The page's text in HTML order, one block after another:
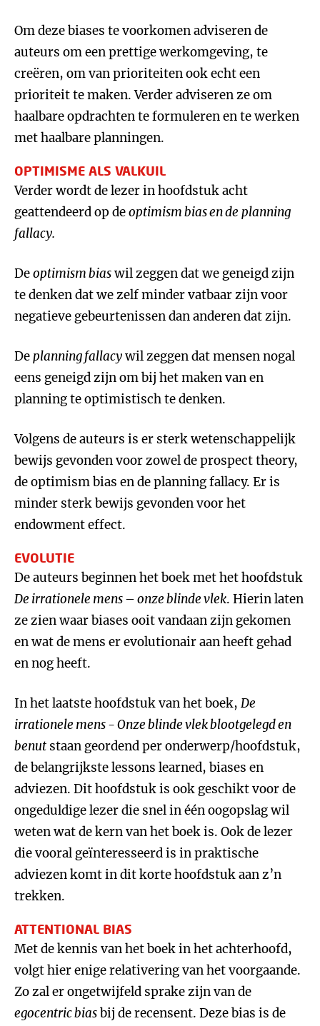
Om deze biases te voorkomen adviseren de
auteurs om een prettige werkomgeving, te
creëren, om van prioriteiten ook echt een
prioriteit te maken. Verder adviseren ze om
haalbare opdrachten te formuleren en te werken
met haalbare planningen.
OPTIMISME ALS VALKUIL
Verder wordt de lezer in hoofdstuk acht
geattendeerd op deoptimism bias en de planning
fallacy.
Deoptimism biaswil zeggen dat we geneigd zijn
te denken dat we zelf minder vatbaar zijn voor
negatieve gebeurtenissen dan anderen dat zijn.
Deplanning fallacywil zeggen dat mensen nogal
eens geneigd zijn om bij het maken van en
planning te optimistisch te denken.
Volgens de auteurs is er sterk wetenschappelijk
bewijs gevonden voor zowel de prospect theory,
de optimism bias en de planning fallacy. Er is
minder sterk bewijs gevonden voor het
endowment effect.
EVOLUTIE
De auteurs beginnen het boek met het hoofdstuk
De irrationele mens – onze blinde vlek. Hierin laten
ze zien waar biases ooit vandaan zijn gekomen
en wat de mens er evolutionair aan heeft gehad
en nog heeft.
In het laatste hoofdstuk van het boek, De
irrationele mens - Onze blinde vlek blootgelegd en
benut staan geordend per onderwerp/hoofdstuk,
de belangrijkste lessons learned, biases en
adviezen. Dit hoofdstuk is ook geschikt voor de
ongeduldige lezer die snel in één oogopslag wil
weten wat de kern van het boek is. Ook de lezer
die vooral geïnteresseerd is in praktische
adviezen komt in dit korte hoofdstuk aan z’n
trekken.
ATTENTIONAL BIAS
Met de kennis van het boek in het achterhoofd,
volgt hier enige relativering van het voorgaande.
Zo zal er ongetwijfeld sprake zijn van de
egocentric biasbij de recensent. Deze bias is de